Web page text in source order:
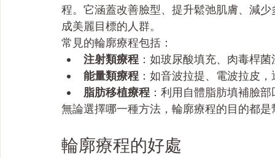
程。它涵蓋改善臉型、提升鬆弛肌膚、減
成美麗目標的人群。
常見的輪廓療程包括：
注射類療程 ：如玻尿酸填充、肉毒桿
能量類療程 ：如音波拉提、電波拉皮
脂肪移植療程 ：利用自體脂肪填補臉
無論選擇哪一種方法，輪廓療程的目的都
輪廓療程的好處